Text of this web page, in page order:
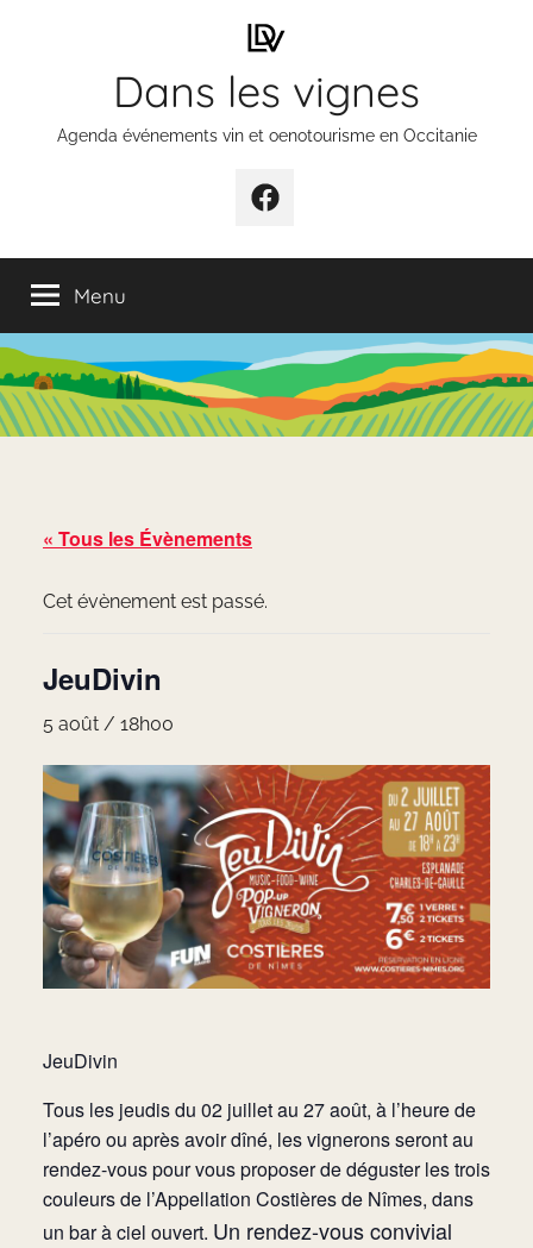
Dans les vignes
Agenda événements vin et oenotourisme en Occitanie
Élément
menu
Menu
« Tous les Évènements
Cet évènement est passé.
JeuDivin
5 août / 18h00
JeuDivin
Tous les jeudis du 02 juillet au 27 août, à l’heure de
l’apéro ou après avoir dîné, les vignerons seront au
rendez-vous pour vous proposer de déguster les trois
couleurs de l’Appellation Costières de Nîmes, dans
un bar à ciel ouvert. Un rendez-vous convivial